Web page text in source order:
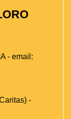
- email:
-